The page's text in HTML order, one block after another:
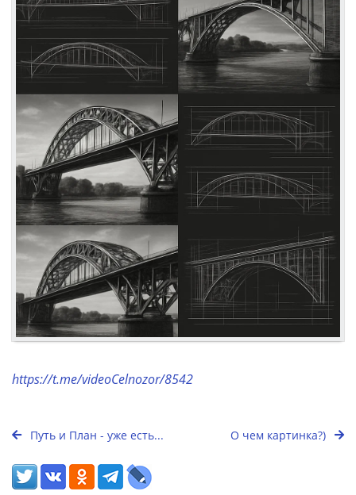
https://t.me/videoCelnozor/8542
Путь и План - уже есть... О чем картинка?)